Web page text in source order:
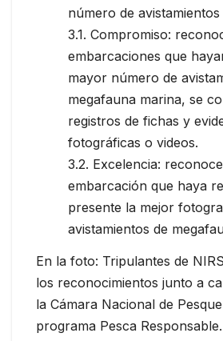
número de
3.1. Compromiso:
embarcaciones que
mayor número de
megafauna marina, se
registros de fichas y
fotográficas o videos.
3.2. Excelencia:
embarcación que haya
presente la mejor
avistamientos de
En la foto: Tripulantes de
los reconocimientos junto a
la Cámara Nacional de
programa Pesca Responsable.